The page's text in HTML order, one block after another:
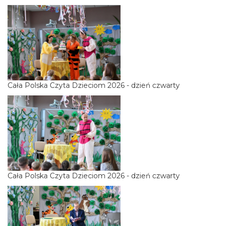
Cała Polska Czyta Dzieciom 2026 - dzień czwarty
Cała Polska Czyta Dzieciom 2026 - dzień czwarty